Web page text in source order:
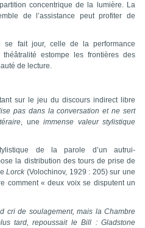
concentrique de la lumière. La
de l’assistance peut profiter de
se fait jour, celle de la performance
estompe les frontières des
de lecture.
sur le jeu du discours indirect libre
pas dans la conversation et ne sert
, une immense valeur stylistique
de la parole d’un autrui-
la distribution des tours de prise de
Lorck(Volochinov, 1929 : 205) sur une
comment «deux voix se disputent un
cri de soulagement, mais la Chambre
tard, repoussait le Bill : Gladstone